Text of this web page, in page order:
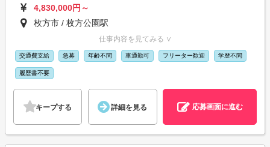
4,830,000円～
枚方市 / 枚方公園駅
仕事内容を見てみる ∨
交通費支給 急募 年齢不問 車通勤可 フリーター歓迎 学歴不問
履歴書不要
キープする 詳細を見る 応募画面に進む